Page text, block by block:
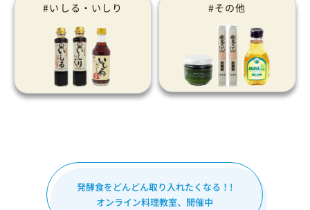
#いしる・いしり #その他
発酵食をどんどん取り入れたくなる！!
オンライン料理教室、開催中